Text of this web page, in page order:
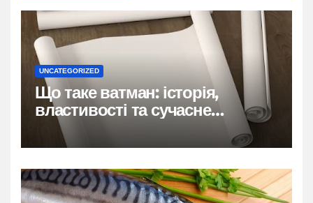
UNCATEGORIZED
Що таке ватман: історія,
властивості та сучасне
застосування